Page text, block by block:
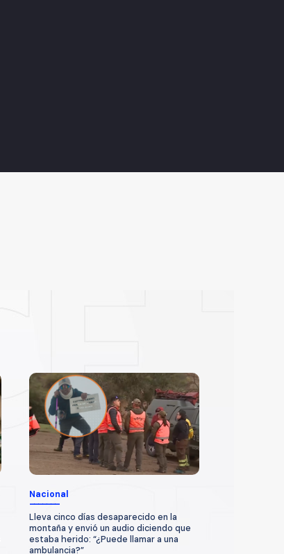
Nacional
Lleva cinco días desaparecido en la
montaña y envió un audio diciendo que
estaba herido: “¿Puede llamar a una
ambulancia?”